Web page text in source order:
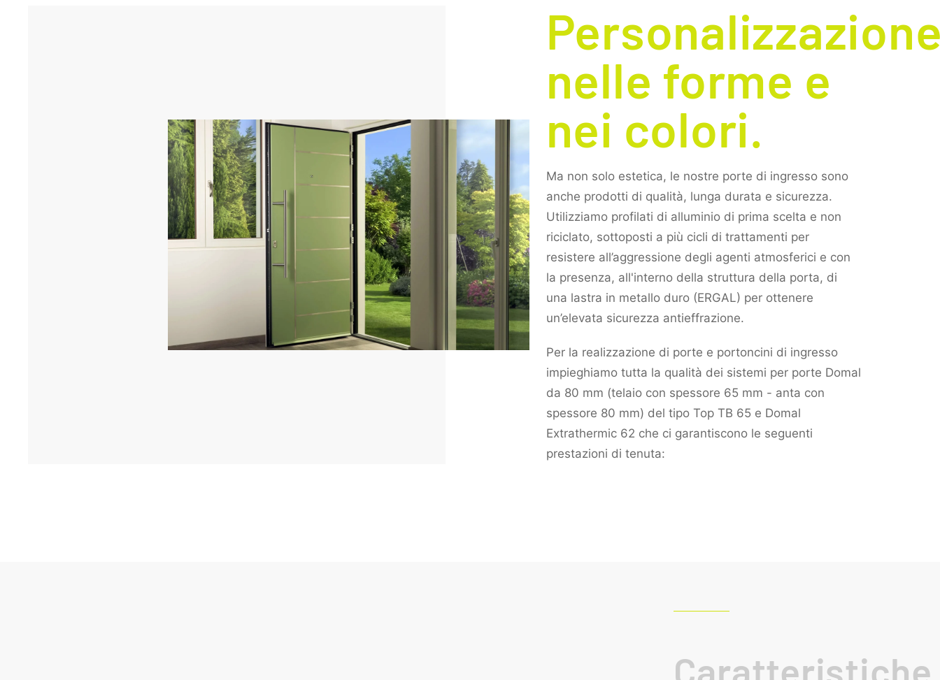
nelle forme e
nei colori.
Ma non solo estetica, le nostre porte di ingresso sono
anche prodotti di qualità, lunga durata e sicurezza.
Utilizziamo profilati di alluminio di prima scelta e non
riciclato, sottoposti a più cicli di trattamenti per
resistere all’aggressione degli agenti atmosferici e con
la presenza, all'interno della struttura della porta, di
una lastra in metallo duro (ERGAL) per ottenere
un’elevata sicurezza antieffrazione.
Per la realizzazione di porte e portoncini di ingresso
impieghiamo tutta la qualità dei sistemi per porte Domal
da 80 mm (telaio con spessore 65 mm - anta con
spessore 80 mm) del tipo Top TB 65 e Domal
Extrathermic 62 che ci garantiscono le seguenti
prestazioni di tenuta:
Caratteristiche